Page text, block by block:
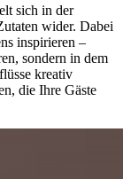
sich in der
wider. Dabei
inspirieren –
sondern in dem
kreativ
die Ihre Gäste